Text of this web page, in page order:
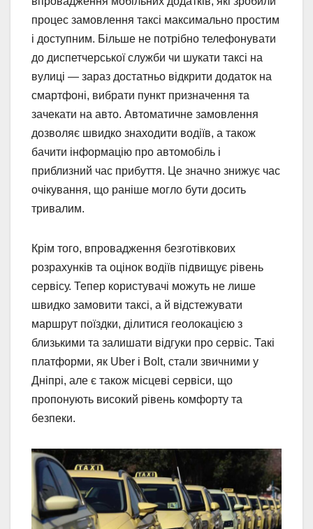
процес замовлення таксі максимально простим
і доступним. Більше не потрібно телефонувати
до диспетчерської служби чи шукати таксі на
вулиці — зараз достатньо відкрити додаток на
смартфоні, вибрати пункт призначення та
зачекати на авто. Автоматичне замовлення
дозволяє швидко знаходити водіїв, а також
бачити інформацію про автомобіль і
приблизний час прибуття. Це значно знижує час
очікування, що раніше могло бути досить
тривалим.
Крім того, впровадження безготівкових
розрахунків та оцінок водіїв підвищує рівень
сервісу. Тепер користувачі можуть не лише
швидко замовити таксі, а й відстежувати
маршрут поїздки, ділитися геолокацією з
близькими та залишати відгуки про сервіс. Такі
платформи, як Uber і Bolt, стали звичними у
Дніпрі, але є також місцеві сервіси, що
пропонують високий рівень комфорту та
безпеки.